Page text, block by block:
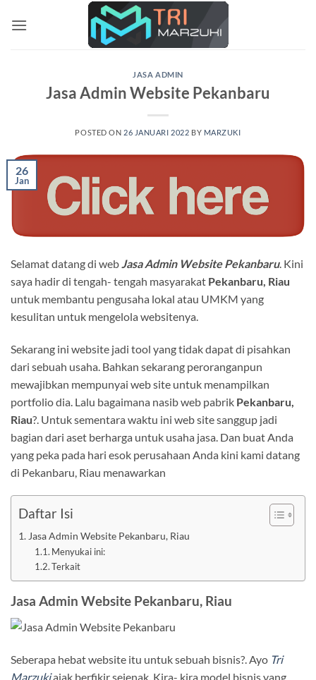
JASA ADMIN
Jasa Admin Website Pekanbaru
POSTED ON 26 JANUARI 2022 BY MARZUKI
26
Jan
Selamat datang di web Jasa Admin Website Pekanbaru. Kini
saya hadir di tengah- tengah masyarakat Pekanbaru, Riau
untuk membantu pengusaha lokal atau UMKM yang
kesulitan untuk mengelola websitenya.
Sekarang ini website jadi tool yang tidak dapat di pisahkan
dari sebuah usaha. Bahkan sekarang peroranganpun
mewajibkan mempunyai web site untuk menampilkan
portfolio dia. Lalu bagaimana nasib web pabrik Pekanbaru,
Riau?. Untuk sementara waktu ini web site sanggup jadi
bagian dari aset berharga untuk usaha jasa. Dan buat Anda
yang peka pada hari esok perusahaan Anda kini kami datang
di Pekanbaru, Riau menawarkan
Daftar Isi
Jasa Admin Website Pekanbaru, Riau
Menyukai ini:
Terkait
Jasa Admin Website Pekanbaru, Riau
Seberapa hebat website itu untuk sebuah bisnis?. Ayo Tri
Marzukiajak berfikir sejenak. Kira- kira model bisnis yang